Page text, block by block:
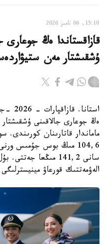
15:10, 06 تامىز 2026
قازاقستاندا ەڭ جوعارى
ۇشقىشتار مەن
ەڭ جوعارى جالاقىنى
104,6 مىڭ بوس جۇمىس
سانى 141,2 مىڭعا
الەۋمەتتىك قورعاۋ